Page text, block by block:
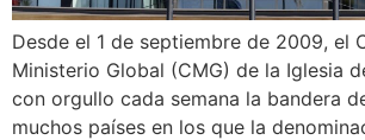
Desde el 1 de septiembre de 2009, el
Ministerio Global (CMG) de la Iglesia
con orgullo cada semana la bandera
muchos países en los que la